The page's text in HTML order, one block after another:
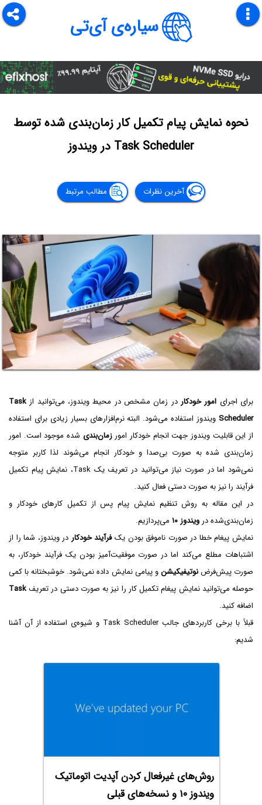
سیاره‌ی آی‌تی
نحوه نمایش پیام تکمیل کار زمان‌بندی شده توسط
Task Scheduler در ویندوز
آخرین نظرات مطالب مرتبط
برای اجرای امور خودکار در زمان مشخص در محیط ویندوز، می‌توانید از Task
Scheduler ویندوز استفاده می‌شود. البته نرم‌افزارهای بسیار زیادی برای استفاده
از این قابلیت ویندوز جهت انجام خودکار امورزمان‌بندی شده موجود است. امور
زمان‌بندی شده به صورت بی‌صدا و خودکار انجام می‌شوند لذا کاربر متوجه
نمی‌شود اما در صورت نیاز می‌توانید در تعریف یک Task، نمایش پیام تکمیل
فرآیند را نیز به صورت دستی فعال کنید.
در این مقاله به روش تنظیم نمایش پیام پس از تکمیل کارهای خودکار و
زمان‌بندی‌شده در ویندوز ۱۰
می‌پردازیم.
نمایش پیغام خطا در صورت ناموفق بودن یکفرآیند خودکار در ویندوز، شما را از
اشتباهات مطلع می‌کند اما در صورت موفقیت‌آمیز بودن یک فرآیند خودکار، به
صورت پیش‌فرضنوتیفیکیشنو پیامی نمایش داده نمی‌شود. خوشبختانه با کمی
حوصله می‌توانید نمایش پیغام تکمیل کار را نیز به صورت دستی در تعریفTask
اضافه کنید.
قبلاً با برخی کاربردهای جالب Task Scheduler و شیوه‌ی استفاده از آن آشنا
شدیم:
روش‌های غیرفعال کردن آپدیت اتوماتیک
ویندوز ۱۰ و نسخه‌های قبلی